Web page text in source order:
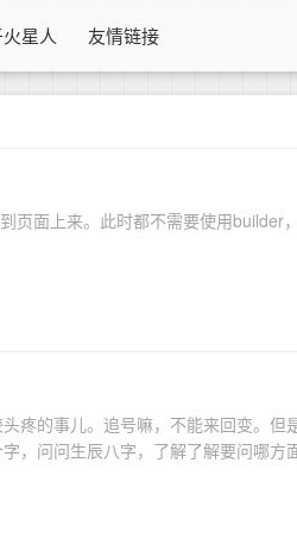
星人 友情链接
上来。此时都不需要使用builder，就
疼的事儿。追号嘛，不能来回变。但
，问问生辰八字，了解了解要问哪方